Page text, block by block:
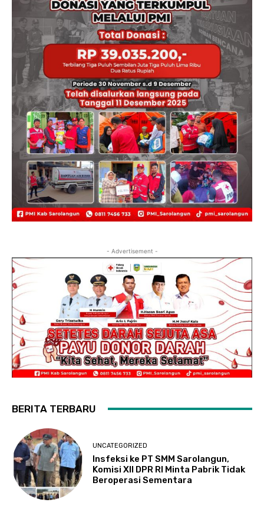
- Advertisement -
BERITA TERBARU
UNCATEGORIZED
Insfeksi ke PT SMM Sarolangun,
Komisi XII DPR RI Minta Pabrik Tidak
Beroperasi Sementara